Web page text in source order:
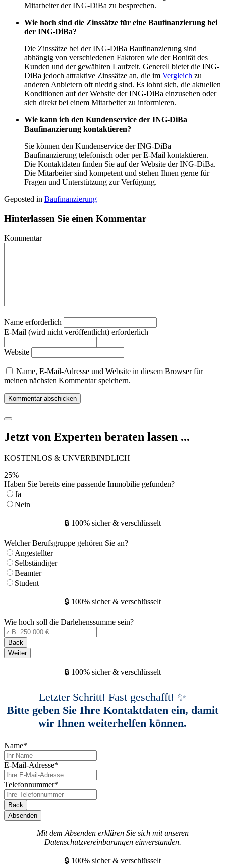
Mitarbeiter der ING-DiBa zu besprechen.
Wie hoch sind die Zinssätze für eine Baufinanzierung bei
der ING-DiBa?
Die Zinssätze bei der ING-DiBa Baufinanzierung sind
abhängig von verschiedenen Faktoren wie der Bonität des
Kunden und der gewählten Laufzeit. Generell bietet die ING-
DiBa jedoch attraktive Zinssätze an, die im Vergleich zu
anderen Anbietern oft niedrig sind. Es lohnt sich, die aktuellen
Konditionen auf der Website der ING-DiBa einzusehen oder
sich direkt bei einem Mitarbeiter zu informieren.
Wie kann ich den Kundenservice der ING-DiBa
Baufinanzierung kontaktieren?
Sie können den Kundenservice der ING-DiBa
Baufinanzierung telefonisch oder per E-Mail kontaktieren.
Die Kontaktdaten finden Sie auf der Website der ING-DiBa.
Die Mitarbeiter sind kompetent und stehen Ihnen gerne für
Fragen und Unterstützung zur Verfügung.
Geposted in Baufinanzierung
Hinterlassen Sie einen Kommentar
Kommentar
Name erforderlich
E-Mail (wird nicht veröffentlicht) erforderlich
Website
Name, E-Mail-Adresse und Website in diesem Browser für
meinen nächsten Kommentar speichern.
Jetzt von Experten beraten lassen ...
KOSTENLOS & UNVERBINDLICH
25%
Haben Sie bereits eine passende Immobilie gefunden?
Ja
Nein
🔒 100% sicher & verschlüsselt
Welcher Berufsgruppe gehören Sie an?
Angestellter
Selbständiger
Beamter
Student
🔒 100% sicher & verschlüsselt
Wie hoch soll die Darlehenssumme sein?
Back
Weiter
🔒 100% sicher & verschlüsselt
Letzter Schritt! Fast geschafft! ✨
Bitte geben Sie Ihre Kontaktdaten ein, damit
wir Ihnen weiterhelfen können.
Name*
E-Mail-Adresse*
Telefonnummer*
Back
Absenden
Mit dem Absenden erklären Sie sich mit unseren
Datenschutzvereinbarungen einverstanden.
🔒 100% sicher & verschlüsselt